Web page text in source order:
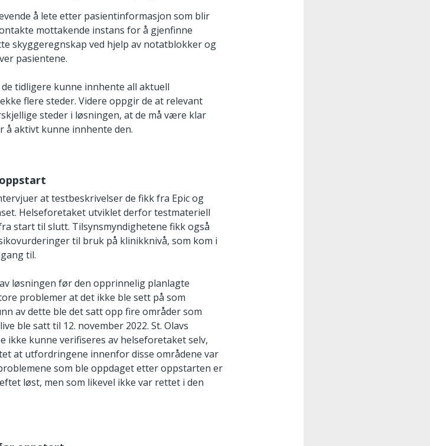
å lete etter pasientinformasjon som blir
mottakende instans for å gjenfinne
skyggeregnskap ved hjelp av notatblokker og
pasientene.
tidligere kunne innhente all aktuell
flere steder. Videre oppgir de at relevant
steder i løsningen, at de må være klar
aktivt kunne innhente den.
at testbeskrivelser de fikk fra Epic og
Helseforetaket utviklet derfor testmateriell
start til slutt. Tilsynsmyndighetene fikk også
til bruk på klinikknivå, som kom i
til.
løsningen før den opprinnelig planlagte
problemer at det ikke ble sett på som
av dette ble det satt opp fire områder som
ble satt til 12. november 2022. St. Olavs
ikke kunne verifiseres av helseforetaket selv,
at utfordringene innenfor disse områdene var
som ble oppdaget etter oppstarten er
løst, men som likevel ikke var rettet i den